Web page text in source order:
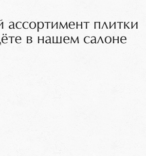
плитки
в нашем салоне